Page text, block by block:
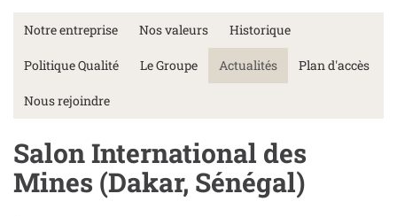
Notre entreprise Nos valeurs Historique
Politique Qualité Le Groupe Actualités Plan d'accès
Nous rejoindre
Salon International des
Mines (Dakar, Sénégal)